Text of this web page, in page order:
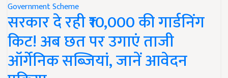
Government Scheme
सरकार दे रही ₹10,000 की गार्डनिंग
किट! अब छत पर उगाएं ताजी
ऑर्गेनिक सब्जियां, जानें आवेदन